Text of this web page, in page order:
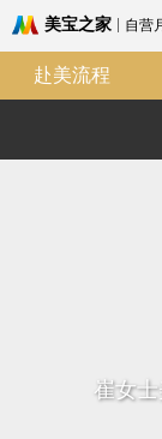
美宝之家 自营
赴美流程
崔女